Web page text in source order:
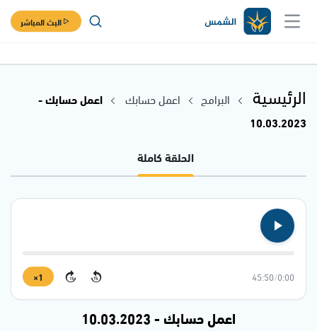
البث المباشر
الرئيسية البرامج اعمل حسابك
اعمل حسابك -
10.03.2023
الحلقة كاملة
0:00
/
45:50
15
15
1×
اعمل حسابك - 10.03.2023